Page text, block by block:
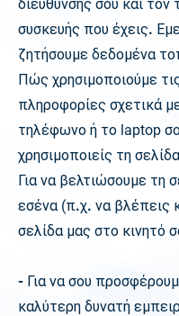
διεύθυνσής σου και τον
συσκευής που έχεις.
ζητήσουμε δεδομένα
Πώς χρησιμοποιούμε
πληροφορίες σχετικά
τηλέφωνο ή το laptop
χρησιμοποιείς τη
Για να βελτιώσουμε τη
εσένα (π.χ. να βλέπεις
σελίδα μας στο κινητό
- Για να σου
καλύτερη δυνατή